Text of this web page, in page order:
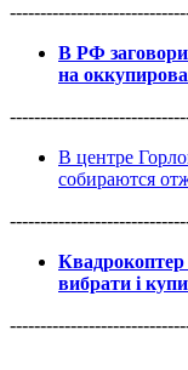
В РФ
на
В центре
собираются
Квадрокоптер
вибрати і